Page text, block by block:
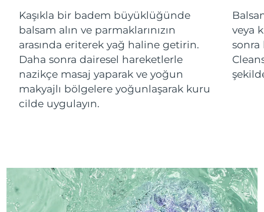
Kaşıkla bir badem büyüklüğünde
balsam alın ve parmaklarınızın
arasında eriterek yağ haline getirin.
Daha sonra dairesel hareketlerle
nazikçe masaj yaparak ve yoğun
makyajlı bölgelere yoğunlaşarak kuru
cilde uygulayın.
veya
sonra